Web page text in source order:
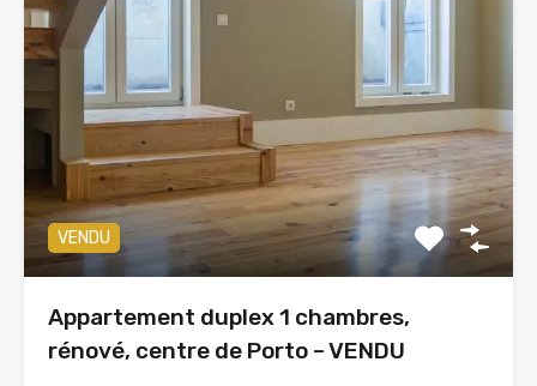
VENDU
Appartement duplex 1 chambres,
rénové, centre de Porto – VENDU